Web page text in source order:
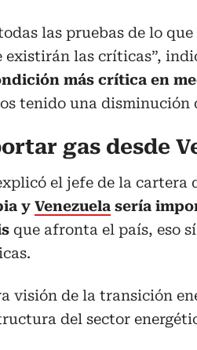
las pruebas de lo
existirán las críticas”,
más crítica en
tenido una disminución
gas desde
el jefe de la cartera
y Venezuela sería
que afronta el país, eso
visión de la transición
del sector